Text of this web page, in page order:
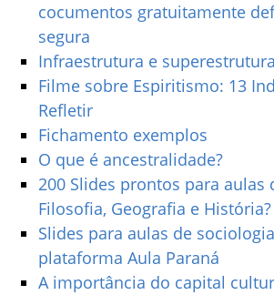
cocumentos gratuitamente
segura
Infraestrutura e
Filme sobre Espiritismo: 13
Refletir
Fichamento exemplos
O que é ancestralidade?
200 Slides prontos para aulas
Filosofia, Geografia e História?
Slides para aulas de
plataforma Aula Paraná
A importância do capital